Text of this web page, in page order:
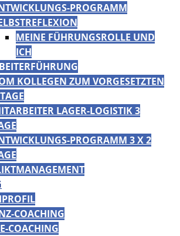
PROGRAMM
MEINE FÜHRUNGSROLLE UND
ICH
KOLLEGEN ZUM VORGESETZTEN
LAGER-LOGISTIK 3
PROGRAMM 3 X 2
COACHING
COACHING